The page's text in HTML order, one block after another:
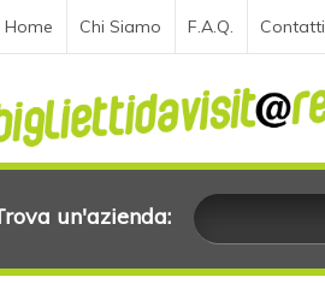
Home Chi Siamo F.A.Q. Contatti
un'azienda: